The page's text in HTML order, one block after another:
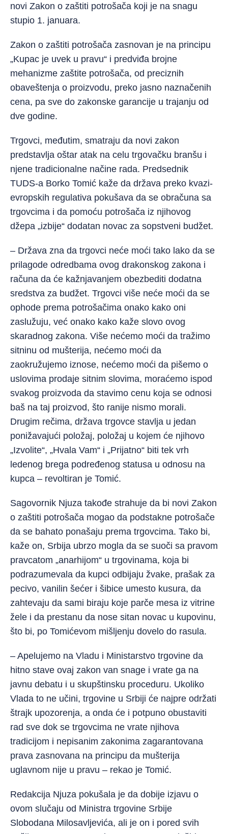
novi Zakon o zaštiti potrošača koji je na snagu
stupio 1. januara.
Zakon o zaštiti potrošača zasnovan je na principu
„Kupac je uvek u pravu“ i predviđa brojne
mehanizme zaštite potrošača, od preciznih
obaveštenja o proizvodu, preko jasno naznačenih
cena, pa sve do zakonske garancije u trajanju od
dve godine.
Trgovci, međutim, smatraju da novi zakon
predstavlja oštar atak na celu trgovačku branšu i
njene tradicionalne načine rada. Predsednik
TUDS-a Borko Tomić kaže da država preko kvazi-
evropskih regulativa pokušava da se obračuna sa
trgovcima i da pomoću potrošača iz njihovog
džepa „izbije“ dodatan novac za sopstveni budžet.
– Država zna da trgovci neće moći tako lako da se
prilagode odredbama ovog drakonskog zakona i
računa da će kažnjavanjem obezbediti dodatna
sredstva za budžet. Trgovci više neće moći da se
ophode prema potrošačima onako kako oni
zaslužuju, već onako kako kaže slovo ovog
skaradnog zakona. Više nećemo moći da tražimo
sitninu od mušterija, nećemo moći da
zaokružujemo iznose, nećemo moći da pišemo o
uslovima prodaje sitnim slovima, moraćemo ispod
svakog proizvoda da stavimo cenu koja se odnosi
baš na taj proizvod, što ranije nismo morali.
Drugim rečima, država trgovce stavlja u jedan
ponižavajući položaj, položaj u kojem će njihovo
„Izvolite“, „Hvala Vam“ i „Prijatno“ biti tek vrh
ledenog brega podređenog statusa u odnosu na
kupca – revoltiran je Tomić.
Sagovornik Njuza takođe strahuje da bi novi Zakon
o zaštiti potrošača mogao da podstakne potrošače
da se bahato ponašaju prema trgovcima. Tako bi,
kaže on, Srbija ubrzo mogla da se suoči sa pravom
pravcatom „anarhijom“ u trgovinama, koja bi
podrazumevala da kupci odbijaju žvake, prašak za
pecivo, vanilin šećer i šibice umesto kusura, da
zahtevaju da sami biraju koje parče mesa iz vitrine
žele i da prestanu da nose sitan novac u kupovinu,
što bi, po Tomićevom mišljenju dovelo do rasula.
– Apelujemo na Vladu i Ministarstvo trgovine da
hitno stave ovaj zakon van snage i vrate ga na
javnu debatu i u skupštinsku proceduru. Ukoliko
Vlada to ne učini, trgovine u Srbiji će najpre održati
štrajk upozorenja, a onda će i potpuno obustaviti
rad sve dok se trgovcima ne vrate njihova
tradicijom i nepisanim zakonima zagarantovana
prava zasnovana na principu da mušterija
uglavnom nije u pravu – rekao je Tomić.
Redakcija Njuza pokušala je da dobije izjavu o
ovom slučaju od Ministra trgovine Srbije
Slobodana Milosavljevića, ali je on i pored svih